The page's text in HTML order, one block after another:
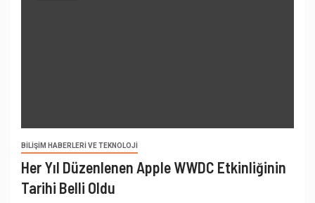
BILIŞIM HABERLERI VE TEKNOLOJI
Her Yıl Düzenlenen Apple WWDC Etkinliğinin
Tarihi Belli Oldu